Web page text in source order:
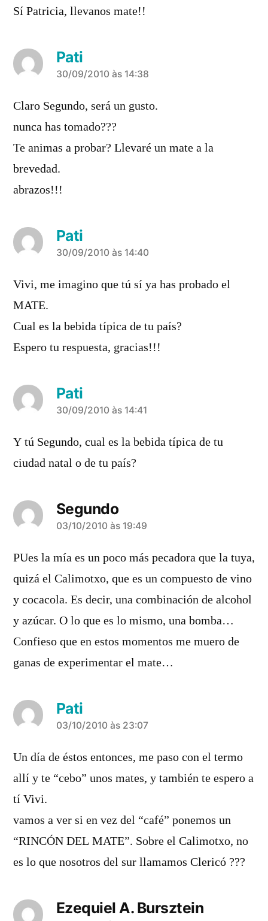
Sí Patricia, llevanos mate!!
Pati
diz:
30/09/2010 às 14:38
Claro Segundo, será un gusto.
nunca has tomado???
Te animas a probar? Llevaré un mate a la
brevedad.
abrazos!!!
Pati
diz:
30/09/2010 às 14:40
Vivi, me imagino que tú sí ya has probado el
MATE.
Cual es la bebida típica de tu país?
Espero tu respuesta, gracias!!!
Pati
diz:
30/09/2010 às 14:41
Y tú Segundo, cual es la bebida típica de tu
ciudad natal o de tu país?
Segundo
diz:
03/10/2010 às 19:49
PUes la mía es un poco más pecadora que la tuya,
quizá el Calimotxo, que es un compuesto de vino
y cocacola. Es decir, una combinación de alcohol
y azúcar. O lo que es lo mismo, una bomba…
Confieso que en estos momentos me muero de
ganas de experimentar el mate…
Pati
diz:
03/10/2010 às 23:07
Un día de éstos entonces, me paso con el termo
allí y te “cebo” unos mates, y también te espero a
tí Vivi.
vamos a ver si en vez del “café” ponemos un
“RINCÓN DEL MATE”. Sobre el Calimotxo, no
es lo que nosotros del sur llamamos Clericó ???
Ezequiel A. Bursztein